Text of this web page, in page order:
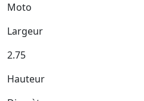
Moto
Largeur
2.75
Hauteur